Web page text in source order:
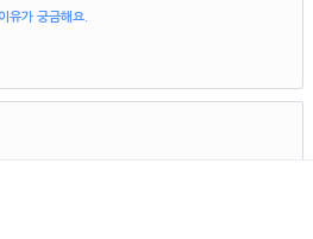
유가 궁금해요.
어렵기 때문이에요. 문의 주시면 인보이
업무시간 기준 1시간 이내 남겨주신 이메